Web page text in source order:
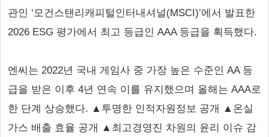
관인 ‘모건스탠리캐피털인터내셔널(MSCI)’에서 발표한
2026 ESG 평가에서 최고 등급인 AAA 등급을 획득했다.
엔씨는 2022년 국내 게임사 중 가장 높은 수준인 AA 등
급을 받은 이후 4년 연속 이를 유지했으며 올해는 AAA로
한 단계 상승했다. ▲투명한 인적자원정보 공개 ▲온실
가스 배출 효율 공개 ▲최고경영진 차원의 윤리 이슈 감